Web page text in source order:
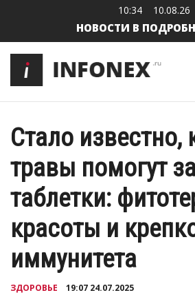
10:34 10.08.26
НОВОСТИ В
Стало известно,
травы помогут
таблетки:
красоты и
иммунитета
ЗДОРОВЬЕ 19:07 24.07.2025